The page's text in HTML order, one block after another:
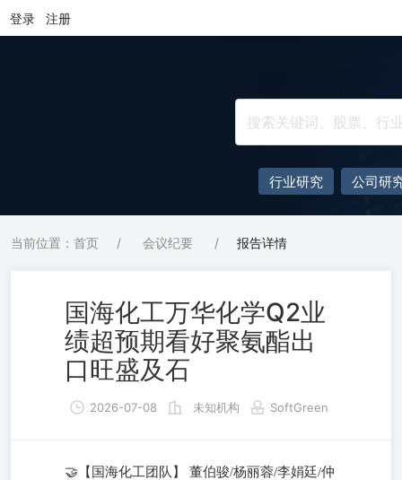
登录 注册
行业研究 公司研
当前位置：首页 / 会议纪要 / 报告详情
国海化工万华化学Q2业
绩超预期看好聚氨酯出
口旺盛及石
2026-07-08 未知机构 SoftGreen
🤝【国海化工团队】 董伯骏/杨丽蓉/李娟廷/仲